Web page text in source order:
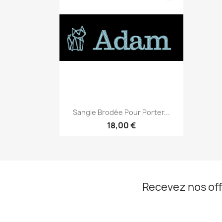
Aperçu rapide
Sangle Brodée Pour Porter...
18,00 €
Recevez nos